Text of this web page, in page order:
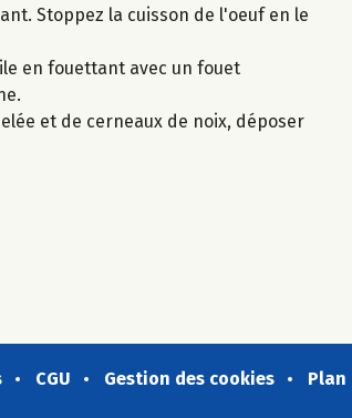
Stoppez la cuisson de l'oeuf en le
en fouettant avec un fouet
et de cerneaux de noix, déposer
CGU Gestion des cookies Plan